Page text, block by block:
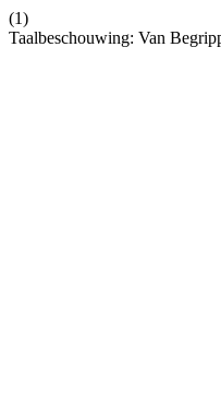
(1)
Taalbeschouwing: Van